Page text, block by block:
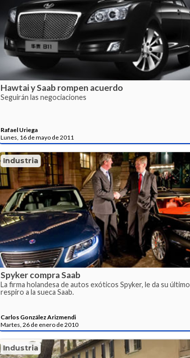
Hawtai y Saab rompen acuerdo
Seguirán las negociaciones
Rafael Uriega
Lunes, 16 de mayo de 2011
Industria
Spyker compra Saab
La firma holandesa de autos exóticos Spyker, le da su último
respiro a la sueca Saab.
Carlos González Arizmendi
Martes, 26 de enero de 2010
Industria